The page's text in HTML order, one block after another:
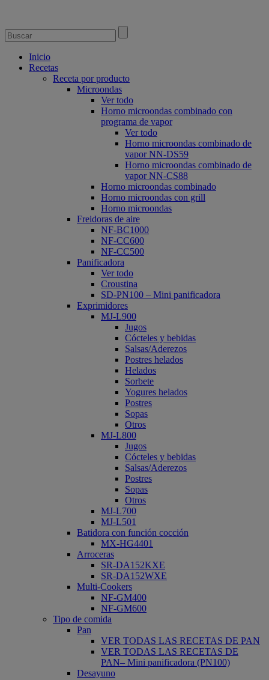
Inicio
Recetas
Receta por producto
Microondas
Ver todo
Horno microondas combinado con
programa de vapor
Ver todo
Horno microondas combinado de
vapor NN-DS59
Horno microondas combinado de
vapor NN-CS88
Horno microondas combinado
Horno microondas con grill
Horno microondas
Freidoras de aire
NF-BC1000
NF-CC600
NF-CC500
Panificadora
Ver todo
Croustina
SD-PN100 – Mini panificadora
Exprimidores
MJ-L900
Jugos
Cócteles y bebidas
Salsas/Aderezos
Postres helados
Helados
Sorbete
Yogures helados
Postres
Sopas
Otros
MJ-L800
Jugos
Cócteles y bebidas
Salsas/Aderezos
Postres
Sopas
Otros
MJ-L700
MJ-L501
Batidora con función cocción
MX-HG4401
Arroceras
SR-DA152KXE
SR-DA152WXE
Multi-Cookers
NF-GM400
NF-GM600
Tipo de comida
Pan
VER TODAS LAS RECETAS DE PAN
VER TODAS LAS RECETAS DE
PAN– Mini panificadora (PN100)
Desayuno